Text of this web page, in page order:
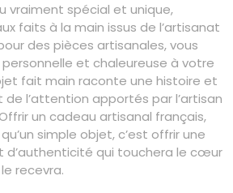
vraiment spécial et unique,
faits à la main issus de l’artisanat
des pièces artisanales, vous
et chaleureuse à votre
fait main raconte une histoire et
l’attention apportés par l’artisan
un cadeau artisanal français,
simple objet, c’est offrir une
qui touchera le cœur
recevra.